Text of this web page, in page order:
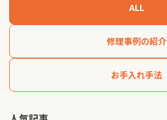
ALL
修理事例の紹介
お手入れ手法